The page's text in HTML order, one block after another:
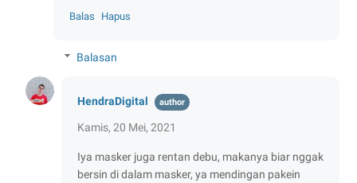
Balas Hapus
Balasan
HendraDigital
Kamis, 20 Mei, 2021
Iya masker juga rentan debu, makanya biar nggak
bersin di dalam masker, ya mendingan pakein